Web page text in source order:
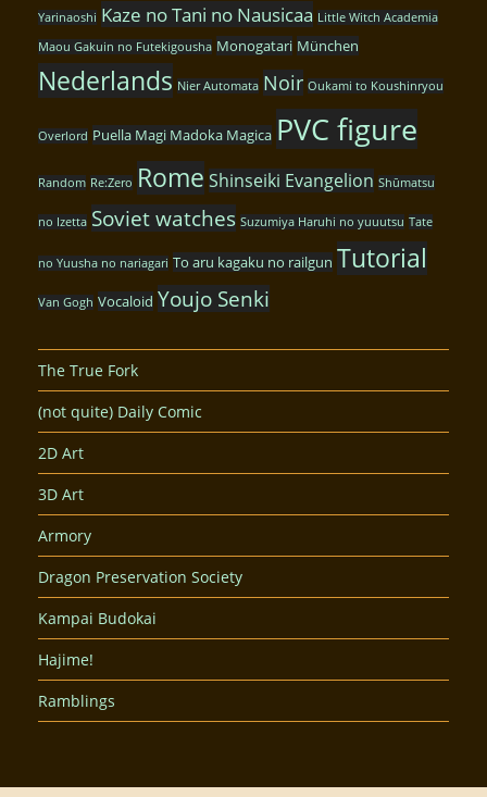
Yarinaoshi Kaze no Tani no Nausicaa Little Witch Academia
Maou Gakuin no Futekigousha Monogatari München
Nederlands Nier Automata Noir Oukami to Koushinryou
Overlord Puella Magi Madoka Magica PVC figure
Random Re:Zero Rome Shinseiki Evangelion Shūmatsu
no Izetta Soviet watches Suzumiya Haruhi no yuuutsu Tate
no Yuusha no nariagari To aru kagaku no railgun Tutorial
Van Gogh Vocaloid Youjo Senki
The True Fork
(not quite) Daily Comic
2D Art
3D Art
Armory
Dragon Preservation Society
Kampai Budokai
Hajime!
Ramblings